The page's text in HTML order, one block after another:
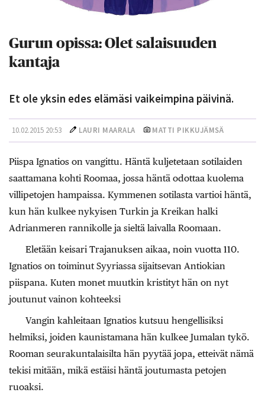
Gurun opissa: Olet salaisuuden
kantaja
Et ole yksin edes elämäsi vaikeimpina päivinä.
10.02.2015 20:53 LAURI MAARALA MATTI PIKKUJÄMSÄ
Piispa Ignatios on vangittu. Häntä kuljetetaan sotilaiden
saattamana kohti Roomaa, jossa häntä odottaa kuolema
villipetojen hampaissa. Kymmenen sotilasta var­tioi häntä,
kun hän kulkee nykyisen Turkin ja Kreikan halki
Adrianmeren rannikolle ja sieltä laivalla Roomaan.
Eletään keisari Trajanuksen aikaa, noin vuotta 110.
Ignatios on toiminut Syyriassa sijaitsevan Antiokian
piispana. Kuten monet muutkin kristityt hän on nyt
joutunut vainon kohteeksi
Vangin kahleitaan Ignatios kutsuu hengellisiksi
helmiksi, joiden kaunistamana hän kulkee Jumalan tykö.
Rooman seurakuntalaisilta hän pyytää jopa, etteivät nämä
tekisi mitään, mikä estäisi häntä joutumasta petojen
ruoaksi.